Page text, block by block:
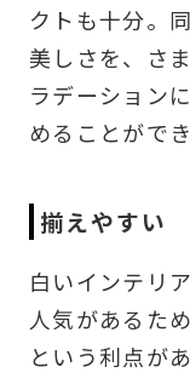
クトも十分。
美しさを、さ
ラデーション
めることができ
揃えやすい
白いインテリ
人気があるた
という利点が